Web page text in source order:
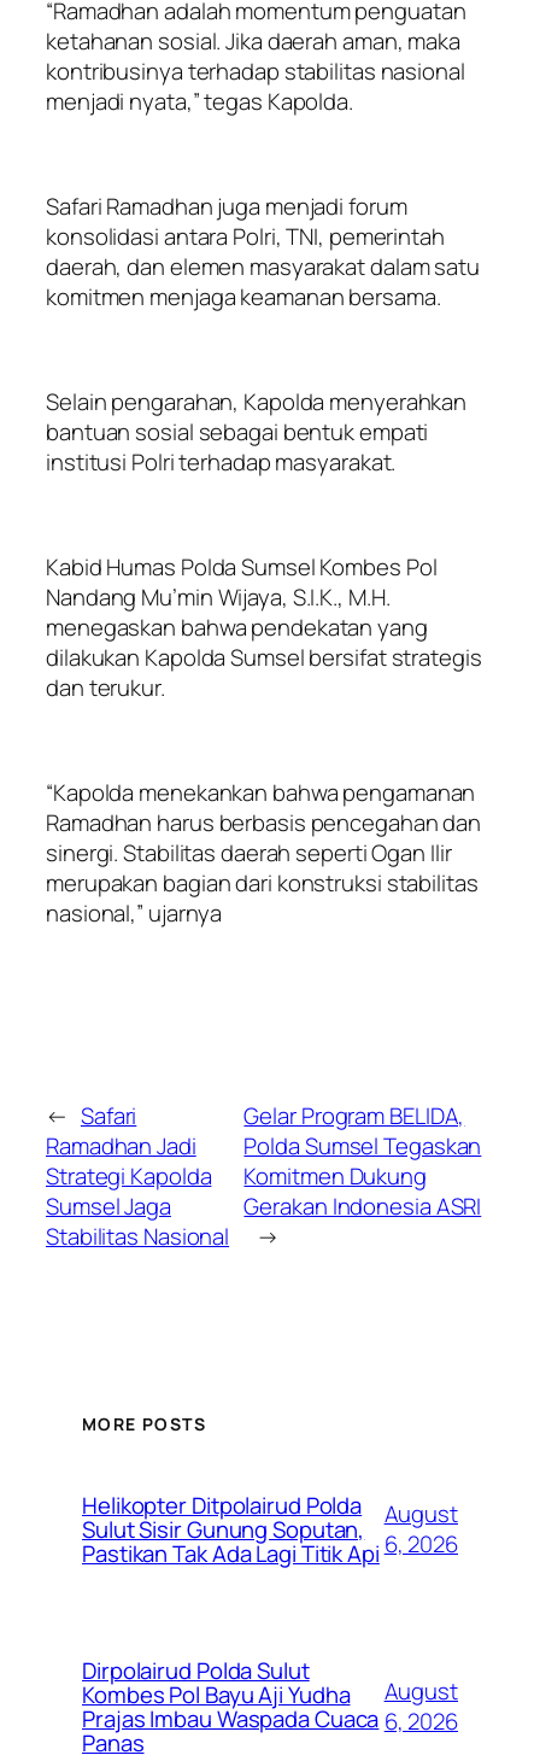
“Ramadhan adalah momentum penguatan
ketahanan sosial. Jika daerah aman, maka
kontribusinya terhadap stabilitas nasional
menjadi nyata,” tegas Kapolda.
Safari Ramadhan juga menjadi forum
konsolidasi antara Polri, TNI, pemerintah
daerah, dan elemen masyarakat dalam satu
komitmen menjaga keamanan bersama.
Selain pengarahan, Kapolda menyerahkan
bantuan sosial sebagai bentuk empati
institusi Polri terhadap masyarakat.
Kabid Humas Polda Sumsel Kombes Pol
Nandang Mu’min Wijaya, S.I.K., M.H.
menegaskan bahwa pendekatan yang
dilakukan Kapolda Sumsel bersifat strategis
dan terukur.
“Kapolda menekankan bahwa pengamanan
Ramadhan harus berbasis pencegahan dan
sinergi. Stabilitas daerah seperti Ogan Ilir
merupakan bagian dari konstruksi stabilitas
nasional,” ujarnya
← Safari
Ramadhan Jadi
Strategi Kapolda
Sumsel Jaga
Stabilitas Nasional
Gelar Program BELIDA,
Polda Sumsel Tegaskan
Komitmen Dukung
Gerakan Indonesia ASRI
→
MORE POSTS
Helikopter Ditpolairud Polda
Sulut Sisir Gunung Soputan,
Pastikan Tak Ada Lagi Titik Api
August
6, 2026
Dirpolairud Polda Sulut
Kombes Pol Bayu Aji Yudha
Prajas Imbau Waspada Cuaca
Panas
August
6, 2026